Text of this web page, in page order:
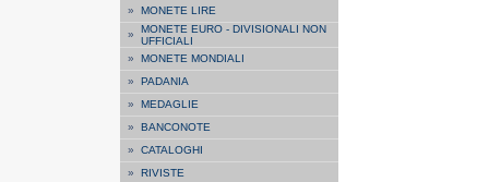
» MONETE LIRE
» MONETE EURO - DIVISIONALI NON
UFFICIALI
» MONETE MONDIALI
» PADANIA
» MEDAGLIE
» BANCONOTE
» CATALOGHI
» RIVISTE